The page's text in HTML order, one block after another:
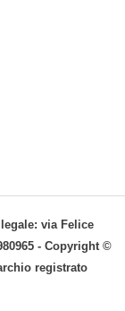
via Felice
- Copyright ©
registrato